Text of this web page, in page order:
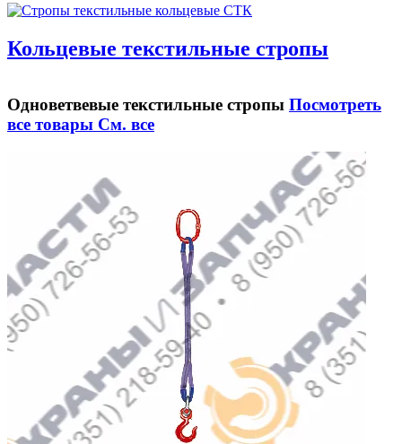
Кольцевые текстильные стропы
Одноветвевые текстильные стропы Посмотреть
все товары См. все